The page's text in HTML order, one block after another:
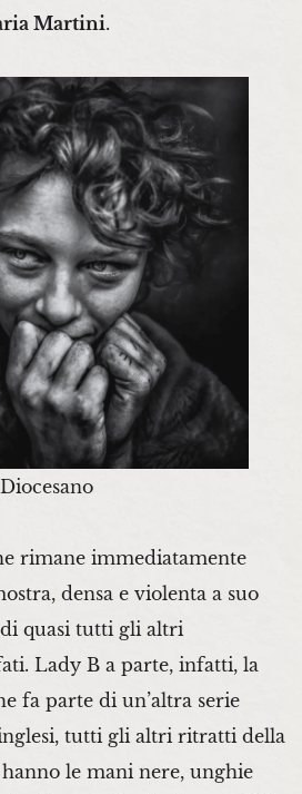
Martini.
rimane immediatamente
densa e violenta a suo
quasi tutti gli altri
Lady B a parte, infatti, la
fa parte di un’altra serie
tutti gli altri ritratti della
le mani nere, unghie